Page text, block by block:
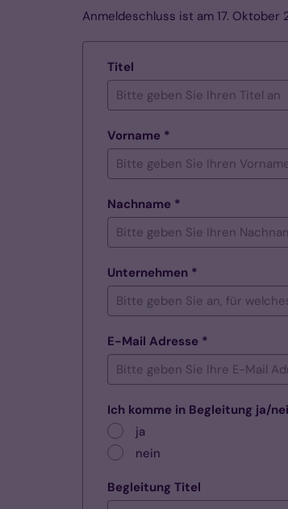
Anmeldeschluss ist am 17.
Titel
Vorname *
Nachname *
Unternehmen *
E-Mail Adresse *
Ich komme in Begleitung ja/
ja
nein
Begleitung Titel